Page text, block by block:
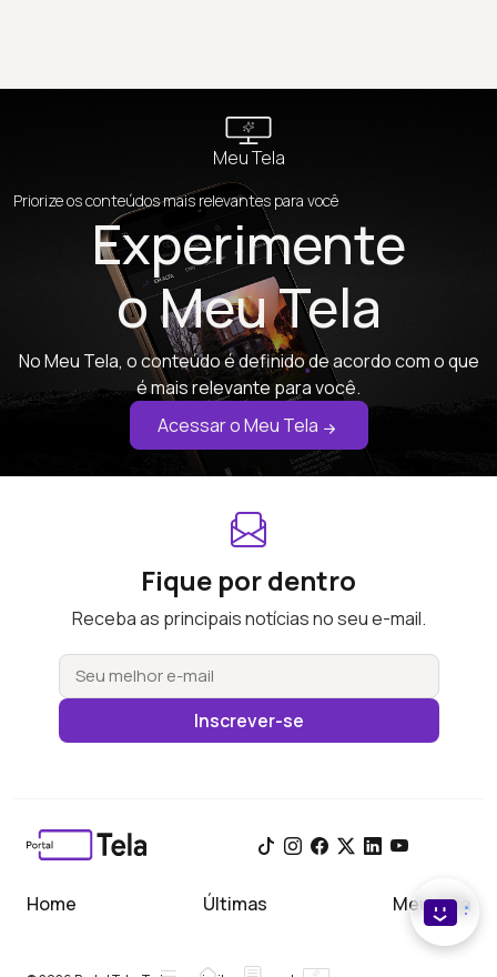
Meu Tela
Priorize os conteúdos mais relevantes para você
Experimente
o Meu Tela
No Meu Tela, o conteúdo é definido de acordo com o que
é mais relevante para você.
Acessar o Meu Tela
Fique por dentro
Receba as principais notícias no seu e-mail.
Inscrever-se
Home Últimas Meu Tela